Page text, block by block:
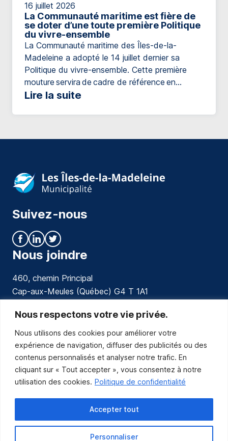
Nous respectons votre vie privée.
Nous utilisons des cookies pour améliorer votre
expérience de navigation, diffuser des publicités ou des
contenus personnalisés et analyser notre trafic. En
cliquant sur « Tout accepter », vous consentez à notre
utilisation des cookies. Politique de confidentialité
Personnaliser
Accepter tout
16 juillet 2026
La Communauté maritime est fière de
se doter d’une toute première Politique
du vivre-ensemble
La Communauté maritime des Îles-de-la-
Madeleine a adopté le 14 juillet dernier sa
Politique du vivre-ensemble. Cette première
mouture servira de cadre de référence en
matière d’inclusion, à la fois pour orienter les
Lire la suite
Suivez-nous
Nous joindre
460, chemin Principal
Cap-aux-Meules (Québec) G4 T 1A1
communications@muniles.ca
418 986-3100
Composez le 1 en tout temps pour toutes urgences.
Abonnez-vous
Abonnez-vous pour recevoir les nouvelles
de la Municipalité par courriel.